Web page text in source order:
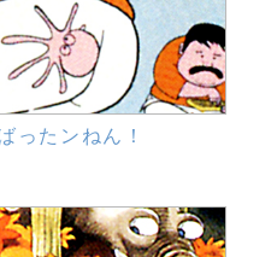
ったンねん！